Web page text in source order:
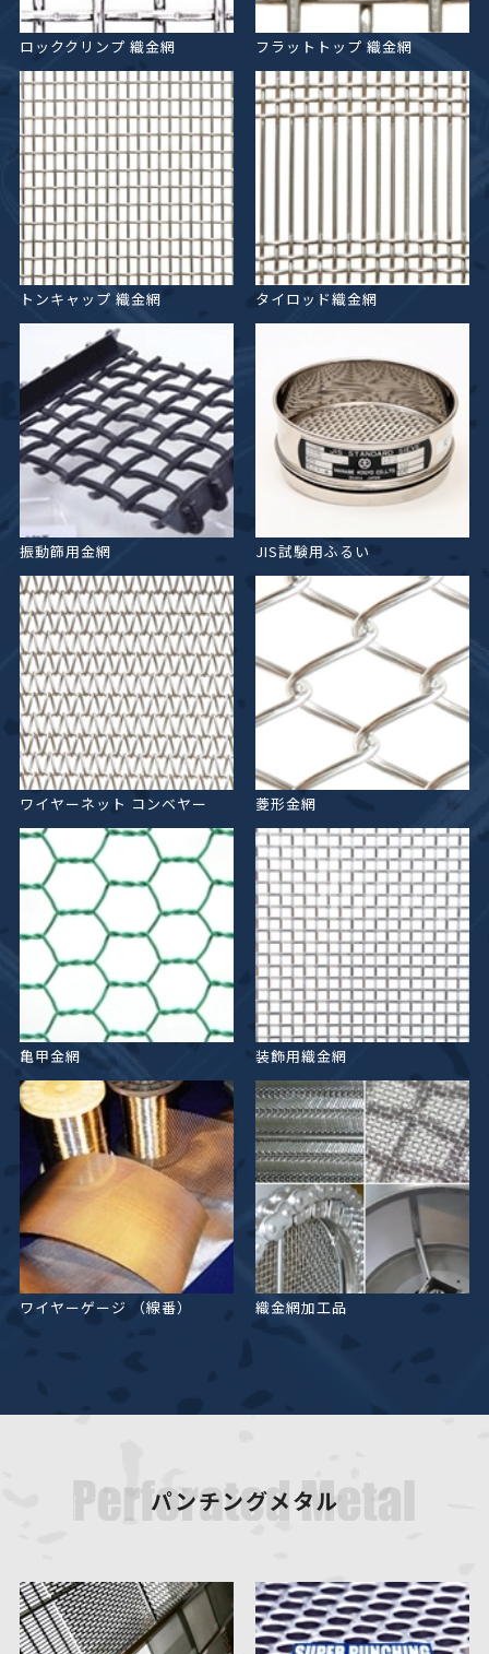
ロッククリンプ 織金網 フラットトップ 織金網
トンキャップ 織金網 タイロッド織金網
振動篩用金網 JIS試験用ふるい
ワイヤーネット コンベヤー 菱形金網
亀甲金網 装飾用織金網
ワイヤーゲージ （線番） 織金網加工品
パンチングメタル